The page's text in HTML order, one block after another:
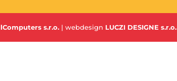
s.r.o. | webdesign LUCZI DESIGNE s.r.o.